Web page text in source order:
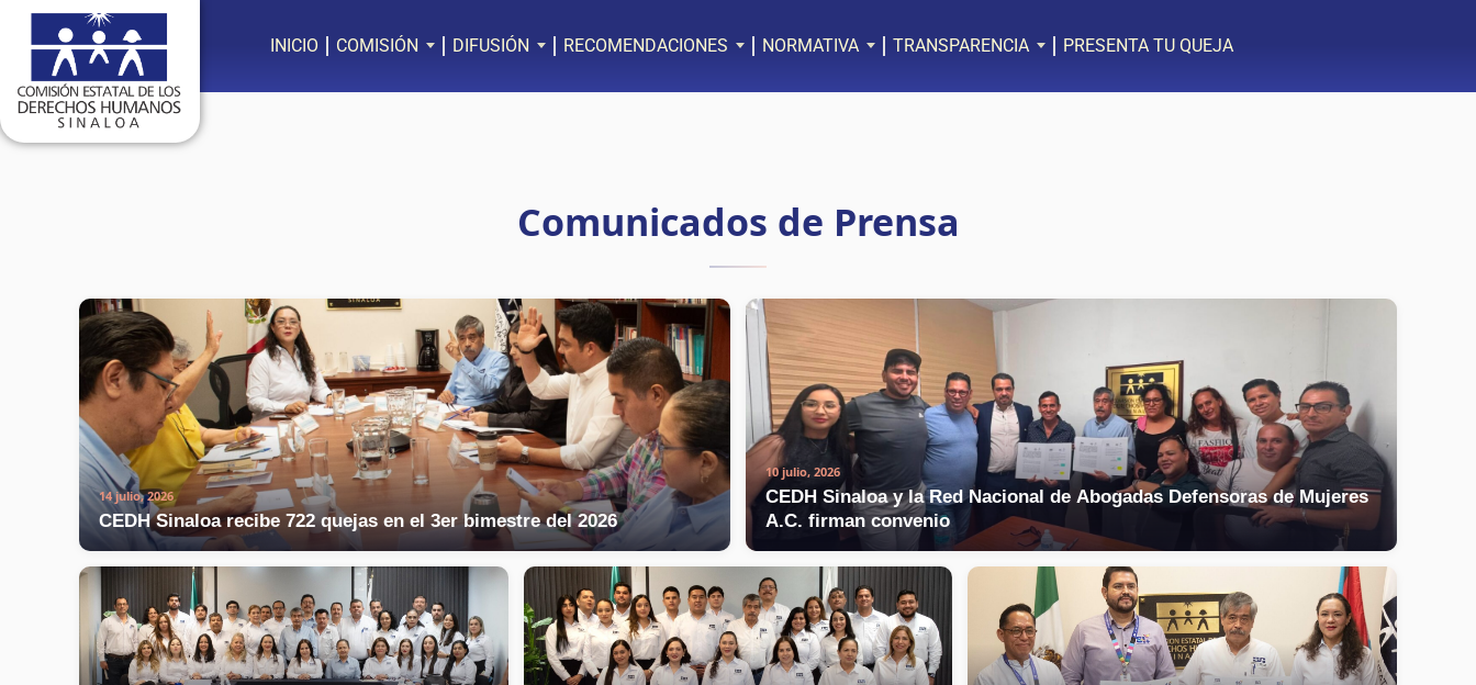
INICIO COMISIÓN DIFUSIÓN RECOMENDACIONES NORMATIVA TRANSPARENCIA PRESENTA TU QUEJA
contenido
Comunicados de Prensa
14 julio, 2026
CEDH Sinaloa recibe 722 quejas en el 3er bimestre del 2026
10 julio, 2026
CEDH Sinaloa y la Red Nacional de Abogadas Defensoras de Mujeres
A.C. firman convenio